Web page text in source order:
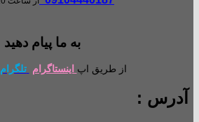
به ما پیام دهید
از طریق اپ اینستاگرام تلگرام
آدرس :